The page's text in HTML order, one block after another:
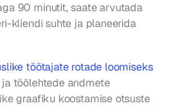
90 minutit, saate arvutada
kliendi suhte ja planeerida
töötajate rotade loomiseks
töölehtede andmete
graafiku koostamise otsuste